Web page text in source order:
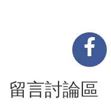
留言討論區